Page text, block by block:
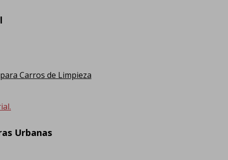
Carros de Limpieza
Urbanas